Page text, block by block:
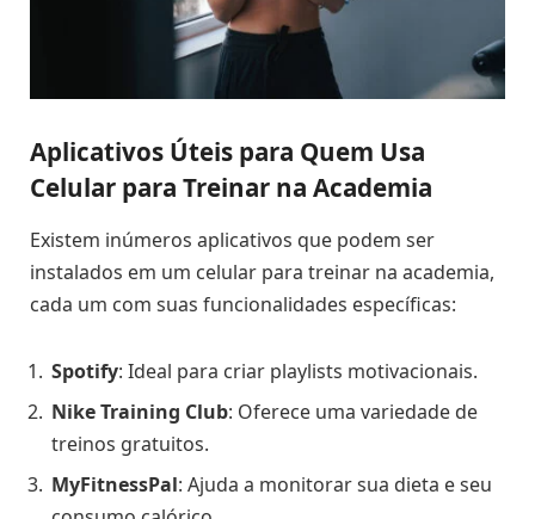
Aplicativos Úteis para Quem Usa
Celular para Treinar na Academia
Existem inúmeros aplicativos que podem ser
instalados em um celular para treinar na academia,
cada um com suas funcionalidades específicas:
Spotify: Ideal para criar playlists motivacionais.
Nike Training Club: Oferece uma variedade de
treinos gratuitos.
MyFitnessPal: Ajuda a monitorar sua dieta e seu